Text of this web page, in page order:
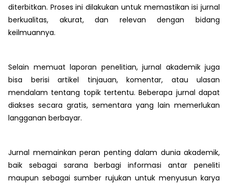
diterbitkan. Proses ini dilakukan untuk memastikan isi jurnal
berkualitas, akurat, dan relevan dengan bidang
keilmuannya.
Selain memuat laporan penelitian, jurnal akademik juga
bisa berisi artikel tinjauan, komentar, atau ulasan
mendalam tentang topik tertentu. Beberapa jurnal dapat
diakses secara gratis, sementara yang lain memerlukan
langganan berbayar.
Jurnal memainkan peran penting dalam dunia akademik,
baik sebagai sarana berbagi informasi antar peneliti
maupun sebagai sumber rujukan untuk menyusun karya